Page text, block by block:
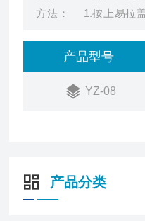
方法： 1.按上易拉盖
原位置。用三手指检
轧盖不紧或不光滑，
松，逆时针旋转
产品型号
YZ-08
产品分类